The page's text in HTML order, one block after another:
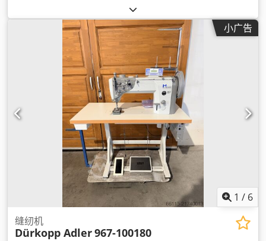
小广告
1 / 6
缝纫机
Dürkopp Adler967-100180